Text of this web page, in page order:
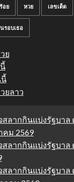
อย หวย เลขเด็ด
รอบเธอ
ย
ยลาว
สลากกินแบ่งรัฐบาล
คม 2569
สลากกินแบ่งรัฐบาล
สลากกินแบ่งรัฐบาล